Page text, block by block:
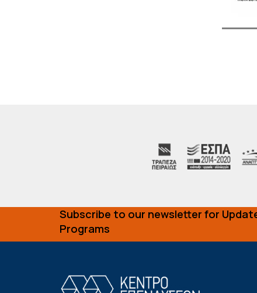
Subscribe to our newsletter for
Programs